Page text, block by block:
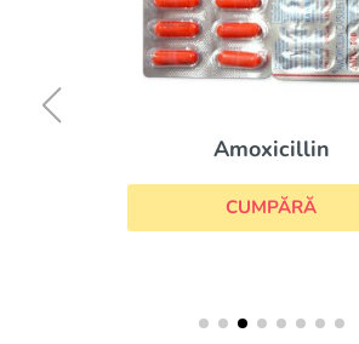
Amoxicillin
CUMPĂRĂ